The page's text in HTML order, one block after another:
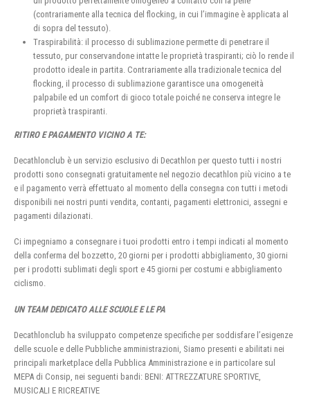
(contrariamente alla tecnica del flocking, in cui l’immagine è applicata al
di sopra del tessuto).
Traspirabilità: il processo di sublimazione permette di penetrare il
tessuto, pur conservandone intatte le proprietà traspiranti; ciò lo rende il
prodotto ideale in partita. Contrariamente alla tradizionale tecnica del
flocking, il processo di sublimazione garantisce una omogeneità
palpabile ed un comfort di gioco totale poiché ne conserva integre le
proprietà traspiranti.
RITIRO E PAGAMENTO VICINO A TE:
Decathlonclub è un servizio esclusivo di Decathlon per questo tutti i nostri
prodotti sono consegnati gratuitamente nel negozio decathlon più vicino a te
e il pagamento verrà effettuato al momento della consegna con tutti i metodi
disponibili nei nostri punti vendita, contanti, pagamenti elettronici, assegni e
pagamenti dilazionati.
Ci impegniamo a consegnare i tuoi prodotti entro i tempi indicati al momento
della conferma del bozzetto, 20 giorni per i prodotti abbigliamento, 30 giorni
per i prodotti sublimati degli sport e 45 giorni per costumi e abbigliamento
ciclismo.
UN TEAM DEDICATO ALLE SCUOLE E LE PA
Decathlonclub ha sviluppato competenze specifiche per soddisfare l’esigenze
delle scuole e delle Pubbliche amministrazioni, Siamo presenti e abilitati nei
principali marketplace della Pubblica Amministrazione e in particolare sul
MEPA di Consip, nei seguenti bandi: BENI: ATTREZZATURE SPORTIVE,
MUSICALI E RICREATIVE